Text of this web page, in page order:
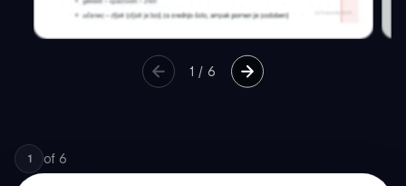
1 /6
1 of 6